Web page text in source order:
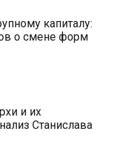
капиталу:
о смене форм
и их
Станислава